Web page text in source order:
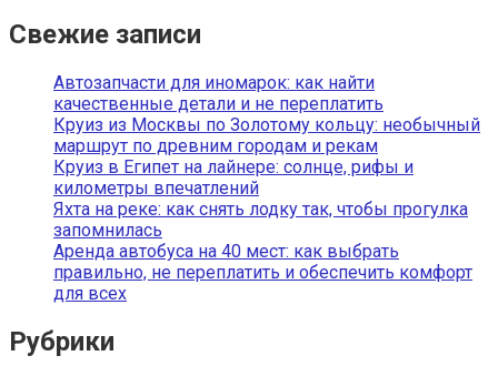
Свежие записи
Автозапчасти для иномарок: как найти
качественные детали и не переплатить
Круиз из Москвы по Золотому кольцу: необычный
маршрут по древним городам и рекам
Круиз в Египет на лайнере: солнце, рифы и
километры впечатлений
Яхта на реке: как снять лодку так, чтобы прогулка
запомнилась
Аренда автобуса на 40 мест: как выбрать
правильно, не переплатить и обеспечить комфорт
для всех
Рубрики